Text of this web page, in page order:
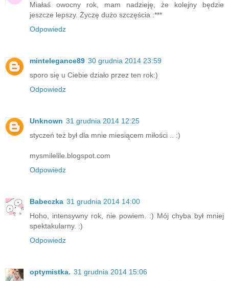
Miałaś owocny rok, mam nadzieję, że kolejny będzie
jeszcze lepszy. Życzę dużo szczęścia :***
Odpowiedz
mintelegance89 30 grudnia 2014 23:59
sporo się u Ciebie działo przez ten rok:)
Odpowiedz
Unknown 31 grudnia 2014 12:25
styczeń też był dla mnie miesiącem miłości .. :)
mysmilelile.blogspot.com
Odpowiedz
Babeczka 31 grudnia 2014 14:00
Hoho, intensywny rok, nie powiem. :) Mój chyba był mniej
spektakularny. :)
Odpowiedz
optymistka. 31 grudnia 2014 15:06